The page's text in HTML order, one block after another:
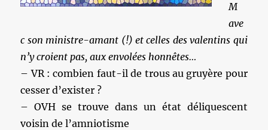
M
ave
c son ministre-amant (!) et celles des valentins qui
n’y croient pas, aux envolées honnêtes…
– VR : combien faut-il de trous au gruyère pour
cesser d’exister ?
– OVH se trouve dans un état déliquescent
voisin de l’amniotisme